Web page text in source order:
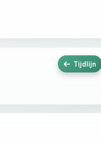
Tijdlijn